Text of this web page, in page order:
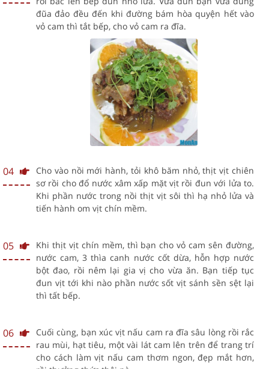
đũa đảo đều đến khi đường bám hòa quyện hết vào
vỏ cam thì tắt bếp, cho vỏ cam ra đĩa.
04
Cho vào nồi mới hành, tỏi khô băm nhỏ, thịt vịt chiên
sơ rồi cho đổ nước xâm xấp mặt vịt rồi đun với lửa to.
Khi phần nước trong nồi thịt vịt sôi thì hạ nhỏ lửa và
tiến hành om vịt chín mềm.
05
Khi thịt vịt chín mềm, thì bạn cho vỏ cam sên đường,
nước cam, 3 thìa canh nước cốt dừa, hỗn hợp nước
bột đao, rồi nêm lại gia vị cho vừa ăn. Bạn tiếp tục
đun vịt tới khi nào phần nước sốt vịt sánh sền sệt lại
thì tất bếp.
06
Cuối cùng, bạn xúc vịt nấu cam ra đĩa sâu lòng rồi rắc
rau mùi, hạt tiêu, một vài lát cam lên trên để trang trí
cho cách làm vịt nấu cam thơm ngon, đẹp mắt hơn,